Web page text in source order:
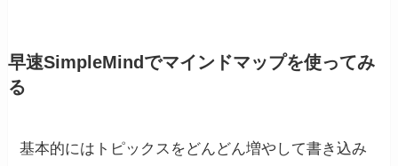
早速SimpleMindでマインドマップを使ってみ
る
基本的にはトピックスをどんどん増やして書き込み